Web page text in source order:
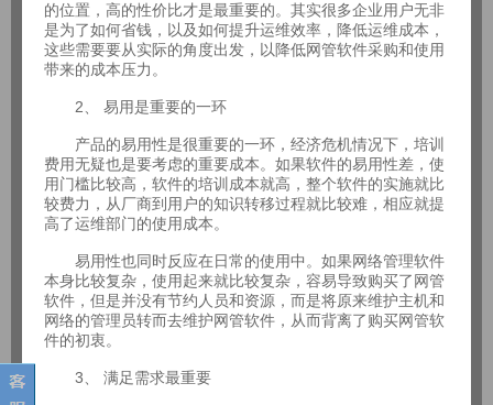
的位置，高的性价比才是最重要的。其实很多企业用户无非
是为了如何省钱，以及如何提升运维效率，降低运维成本，
这些需要要从实际的角度出发，以降低网管软件采购和使用
带来的成本压力。
2、 易用是重要的一环
产品的易用性是很重要的一环，经济危机情况下，培训
费用无疑也是要考虑的重要成本。如果软件的易用性差，使
用门槛比较高，软件的培训成本就高，整个软件的实施就比
较费力，从厂商到用户的知识转移过程就比较难，相应就提
高了运维部门的使用成本。
易用性也同时反应在日常的使用中。如果网络管理软件
本身比较复杂，使用起来就比较复杂，容易导致购买了网管
软件，但是并没有节约人员和资源，而是将原来维护主机和
网络的管理员转而去维护网管软件，从而背离了购买网管软
件的初衷。
3、 满足需求最重要